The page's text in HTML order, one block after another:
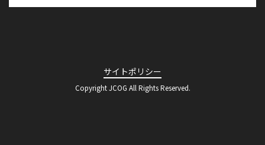
サイトポリシー
Copyright JCOG All Rights Reserved.